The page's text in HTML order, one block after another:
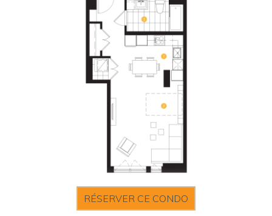
RÉSERVER CE CONDO